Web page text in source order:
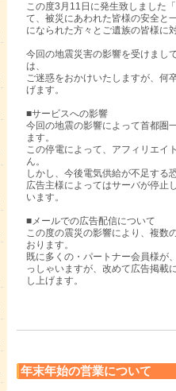
この度3月11日に発生致しました
て、被災にあわれた皆様の安全と
になられた方々とご遺族の皆様に
今回の地震災害の影響を受けまし
は、
ご迷惑をおかけいたしますが、何
げます。
■サービスへの影響
今回の地震の影響によって首都圏
ます。
この停電によって、アフィリエイ
ん。
しかし、今後電気供給が不足する
広告主様によってはサーバが停止
います。
■メールでの広告配信について
この度の震災の影響により、複数
おります。
既に多くの・パートナー会員様が
っしゃいますが、改めて広告掲載
し上げます。
年末年始の営業について